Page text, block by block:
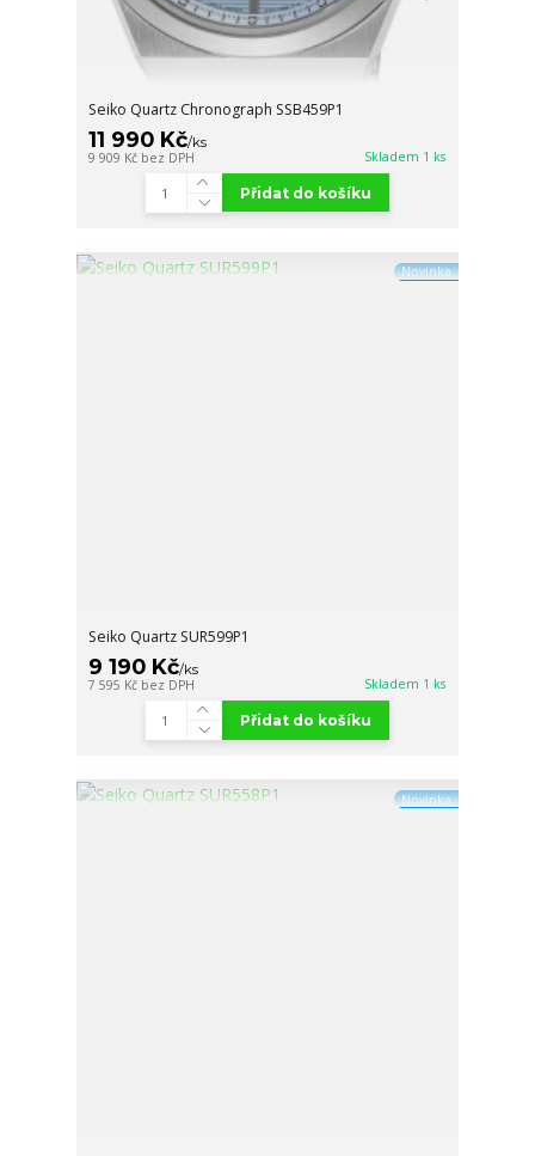
Seiko Quartz Chronograph SSB459P1
11 990 Kč/ks
9 909 Kč bez DPH Skladem 1 ks
Přidat do košíku
Novinka
Seiko Quartz SUR599P1
9 190 Kč/ks
7 595 Kč bez DPH Skladem 1 ks
Přidat do košíku
Novinka